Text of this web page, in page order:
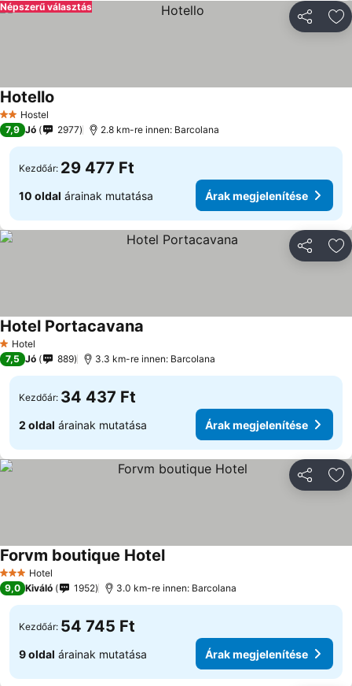
Népszerű választás
2 Kategória
Hostel
Hotello
7,9 Jó 2977 2.8 km-re innen: Barcolana
Kezdőár: 29 477 Ft
10 oldal árainak mutatása Árak megjelenítése
1 Kategória
Hotel
Hotel Portacavana
7,5 Jó 889 3.3 km-re innen: Barcolana
Kezdőár: 34 437 Ft
2 oldal árainak mutatása Árak megjelenítése
3 Kategória
Hotel
Forvm boutique HotelÁrak megjelenítése
9,0 Kiváló 1952 3.0 km-re innen: Barcolana
Kezdőár: 54 745 Ft
9 oldal árainak mutatása Árak megjelenítése